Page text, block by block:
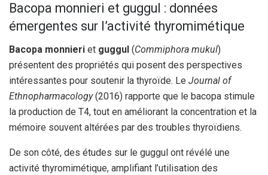
Bacopa monnieri et guggul : données
émergentes sur l’activité thyromimétique
Bacopa monnieri et guggul (Commiphora mukul)
présentent des propriétés qui posent des perspectives
intéressantes pour soutenir la thyroïde. Le Journal of
Ethnopharmacology(2016) rapporte que le bacopa stimule
la production de T4, tout en améliorant la concentration et la
mémoire souvent altérées par des troubles thyroïdiens.
De son côté, des études sur le guggul ont révélé une
activité thyromimétique, amplifiant l’utilisation des